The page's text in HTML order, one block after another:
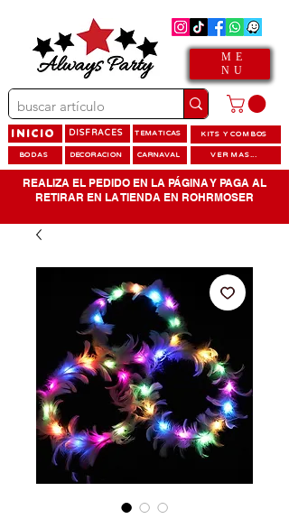
ME
NU
INICIO DISFRACES TEMATICAS KITS Y COMBOS
BODAS DECORACION CARNAVAL VER MAS...
REALIZA EL PEDIDO EN LA PÁGINA Y PAGA AL
RETIRAR EN LA TIENDA EN ROHRMOSER